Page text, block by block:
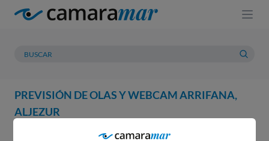
PREVISIÓN DE OLAS Y WEBCAM ARRIFANA,
ALJEZUR
PREVISIÓN METEOROLOGÍA